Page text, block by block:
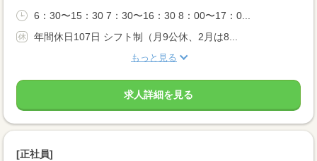
6：30〜15：30 7：30〜16：30 8：00〜17：0...
年間休日107日 シフト制（月9公休、2月は8...
もっと見る
求人詳細を見る
[正社員]